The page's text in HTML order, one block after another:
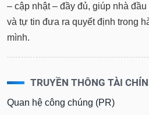
– cập nhật – đầy đủ, giúp nhà
và tự tin đưa ra quyết định trong
mình.
TRUYỀN THÔNG TÀI
Quan hệ công chúng (PR)
liệu
tài
chính